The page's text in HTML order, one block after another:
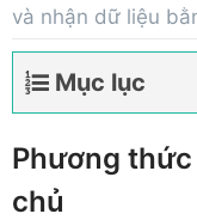
và nhận dữ liệu
Mục lục
Phương
chủ